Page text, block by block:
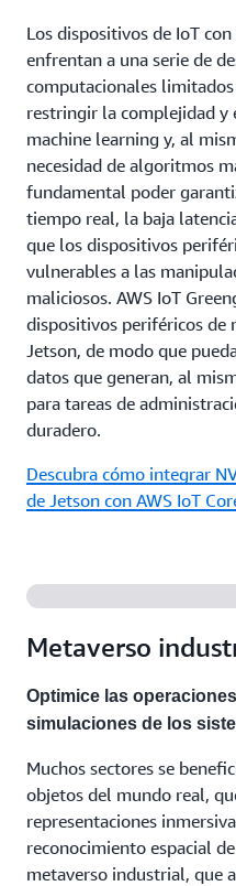
Los dispositivos de IoT
enfrentan a una serie de
computacionales
restringir la complejidad y
machine learning y, al
necesidad de algoritmos
fundamental poder
tiempo real, la baja
que los dispositivos
vulnerables a las
maliciosos. AWS IoT
dispositivos periféricos de
Jetson, de modo que
datos que generan, al
para tareas de
duradero.
Descubra cómo integrar
de Jetson con AWS IoT
Metaverso
Optimice las
simulaciones de los
Muchos sectores se
objetos del mundo real,
representaciones
reconocimiento espacial
metaverso industrial, que